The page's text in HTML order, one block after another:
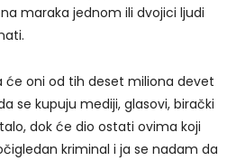
maraka jednom ili dvojici ljudi
će oni od tih deset miliona devet
se kupuju mediji, glasovi, birački
dok će dio ostati ovima koji
kriminal i ja se nadam da